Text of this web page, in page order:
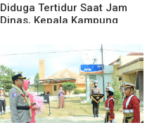
Diduga Tertidur Saat Jam
Dinas, Kepala Kampung